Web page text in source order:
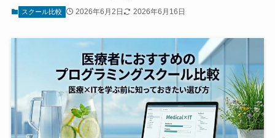
スクール比較 2026年6月2日 2026年6月16日